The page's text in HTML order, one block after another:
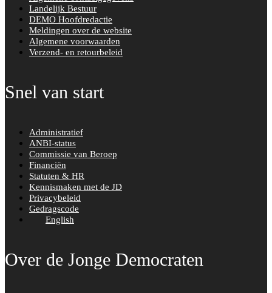
Landelijk Bestuur
DEMO Hoofdredactie
Meldingen over de website
Algemene voorwaarden
Verzend- en retourbeleid
Snel van start
Administratief
ANBI-status
Commissie van Beroep
Financiën
Statuten & HR
Kennismaken met de JD
Privacybeleid
Gedragscode
English
Over de Jonge Democraten